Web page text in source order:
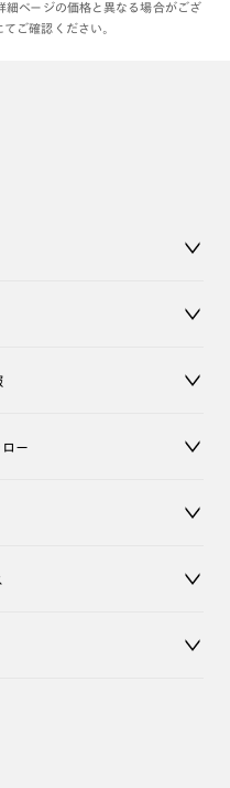
ページの価格と異なる場合がござ
ご確認ください。
ー